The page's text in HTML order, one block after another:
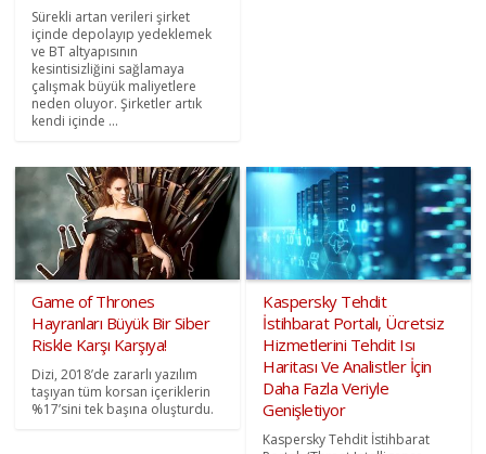
Sürekli artan verileri şirket
içinde depolayıp yedeklemek
ve BT altyapısının
kesintisizliğini sağlamaya
çalışmak büyük maliyetlere
neden oluyor. Şirketler artık
kendi içinde ...
Game of Thrones
Hayranları Büyük Bir Siber
Riskle Karşı Karşıya!
Dizi, 2018’de zararlı yazılım
taşıyan tüm korsan içeriklerin
%17’sini tek başına oluşturdu.
Kaspersky Tehdit
İstihbarat Portalı, Ücretsiz
Hizmetlerini Tehdit Isı
Haritası Ve Analistler İçin
Daha Fazla Veriyle
Genişletiyor
Kaspersky Tehdit İstihbarat